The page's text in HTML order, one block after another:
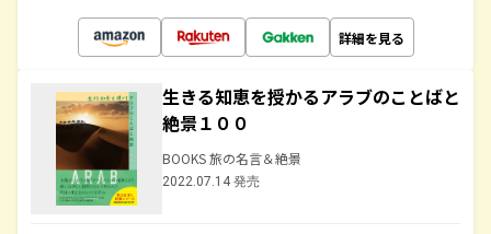
詳細を見る
生きる知恵を授かるアラブのことばと
絶景１００
BOOKS 旅の名言＆絶景
2022.07.14 発売